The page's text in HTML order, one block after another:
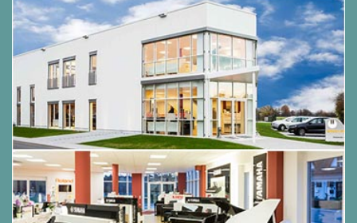
Die Responsive Hammer III (RHIII) Mechanik des
CN201 Digitalpianos verfügt über mehrere
Merkmale einer Flügelmechanik, die für ein
realistisches Spielgefühl unerlässlich sind. Nicht
zuletzt dank der präzisen 3-Sensor-Technologie
erwartet den Musiker ein sehr natürliches
Spielgefühl. Das Gewicht der Tastatur ist so
abgestuft, dass die schwereren Basshämmer und
die leichteren Diskanthämmer eines mechanischen
Klaviers wahrgenommen werden, während
strukturelle Verstärkungen in der Mechanik für
mehr Stabilität bei Fortissimo und Staccato-